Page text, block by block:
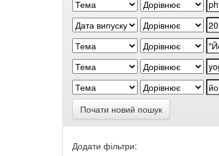
Почати новий пошук
Додати фільтри: